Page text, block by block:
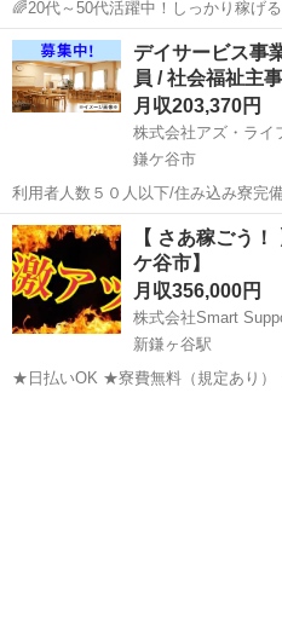
🌈20代～50代活躍中！しっかり稼げる製造ワーク
スタート！高時給で安定収入を実現✨／ 【お仕事内容】 製造補
千葉 鎌ケ谷市 工場
デイサービス事
員 / 社会福祉主
月収203,370円
株式会社アズ・ライ
鎌ケ谷市
利用者人数５０人以下/住み込み寮完備 【施設名】 株式会社アズ・
イフケア あずみ苑鎌ヶ谷 【勤務地】 千葉県 鎌ケ谷市 【アクセス】
鎌ケ谷駅から徒歩20分 鎌ケ谷駅/馬込沢駅
態】常勤(日勤...
千葉 鎌ケ谷市 介護士
【 さあ稼ごう
ケ谷市】
月収356,000円
株式会社Smart
新鎌ヶ谷駅
★日払いOK ★寮費無料（規定あり）